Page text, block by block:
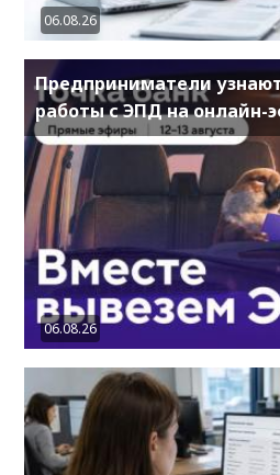
06.08.26
Предприниматели
работы с ЭПД на онлайн-
06.08.26